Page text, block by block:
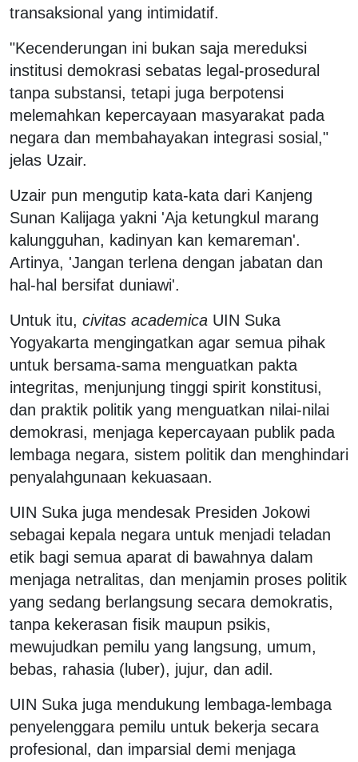
transaksional yang intimidatif.
"Kecenderungan ini bukan saja mereduksi
institusi demokrasi sebatas legal-prosedural
tanpa substansi, tetapi juga berpotensi
melemahkan kepercayaan masyarakat pada
negara dan membahayakan integrasi sosial,"
jelas Uzair.
Uzair pun mengutip kata-kata dari Kanjeng
Sunan Kalijaga yakni 'Aja ketungkul marang
kalungguhan, kadinyan kan kemareman'.
Artinya, 'Jangan terlena dengan jabatan dan
hal-hal bersifat duniawi'.
Untuk itu, civitas academica UIN Suka
Yogyakarta mengingatkan agar semua pihak
untuk bersama-sama menguatkan pakta
integritas, menjunjung tinggi spirit konstitusi,
dan praktik politik yang menguatkan nilai-nilai
demokrasi, menjaga kepercayaan publik pada
lembaga negara, sistem politik dan menghindari
penyalahgunaan kekuasaan.
UIN Suka juga mendesak Presiden Jokowi
sebagai kepala negara untuk menjadi teladan
etik bagi semua aparat di bawahnya dalam
menjaga netralitas, dan menjamin proses politik
yang sedang berlangsung secara demokratis,
tanpa kekerasan fisik maupun psikis,
mewujudkan pemilu yang langsung, umum,
bebas, rahasia (luber), jujur, dan adil.
UIN Suka juga mendukung lembaga-lembaga
penyelenggara pemilu untuk bekerja secara
profesional, dan imparsial demi menjaga